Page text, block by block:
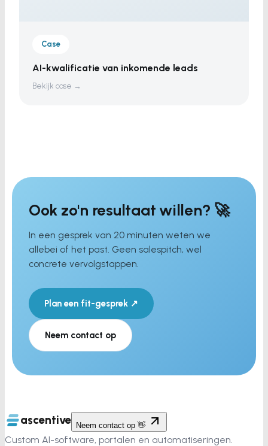
Case
AI-kwalificatie van inkomende leads
Bekijk case →
Ook zo'n resultaat willen? 🚀
In een gesprek van 20 minuten weten we
allebei of het past. Geen salespitch, wel
concrete vervolgstappen.
Plan een fit-gesprek ↗
Neem contact op
ascentive Neem contact op 👋
Custom AI-software, portalen en automatiseringen.